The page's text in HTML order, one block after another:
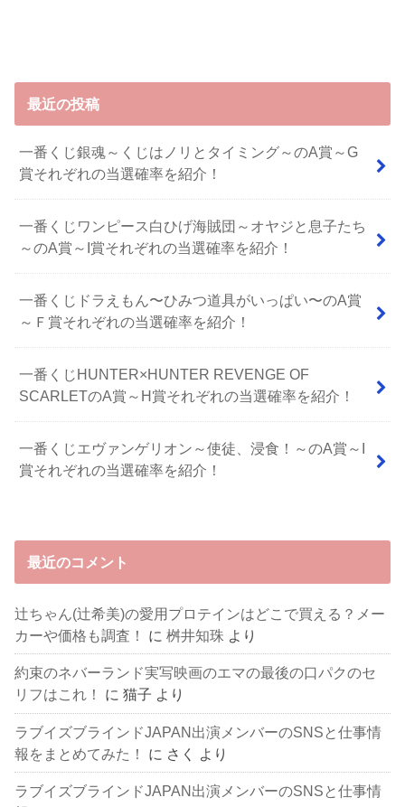
最近の投稿
一番くじ銀魂～くじはノリとタイミング～のA賞～G
賞それぞれの当選確率を紹介！
一番くじワンピース白ひげ海賊団～オヤジと息子たち
～のA賞～I賞それぞれの当選確率を紹介！
⼀番くじドラえもん〜ひみつ道具がいっぱい〜のA賞
～Ｆ賞それぞれの当選確率を紹介！
一番くじHUNTER×HUNTER REVENGE OF
SCARLETのA賞～H賞それぞれの当選確率を紹介！
一番くじエヴァンゲリオン～使徒、浸食！～のA賞～I
賞それぞれの当選確率を紹介！
最近のコメント
辻ちゃん(辻希美)の愛用プロテインはどこで買える？メー
カーや価格も調査！
に桝井知珠 より
約束のネバーランド実写映画のエマの最後の口パクのセ
リフはこれ！
に猫子 より
ラブイズブラインドJAPAN出演メンバーのSNSと仕事情
報をまとめてみた！
に さく より
ラブイズブラインドJAPAN出演メンバーのSNSと仕事情